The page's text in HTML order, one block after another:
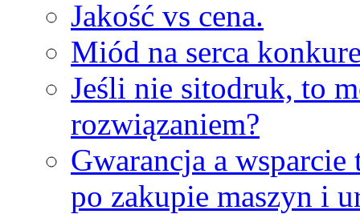
Jakość vs cena.
Miód na serca
Jeśli nie sitodruk, to
rozwiązaniem?
Gwarancja a
po zakupie maszyn i